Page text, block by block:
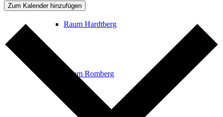
Raum Hardtberg
Raum Romberg
Zum Kalender hinzufügen